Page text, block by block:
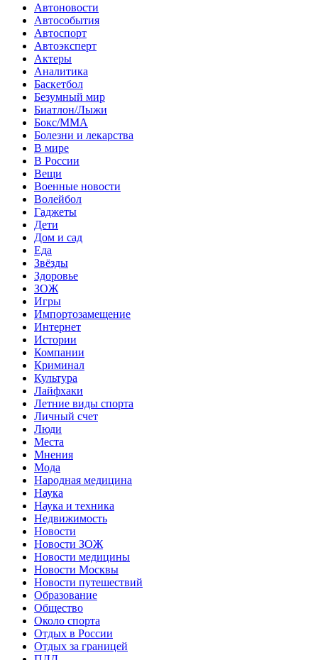
Автоновости
Автособытия
Автоспорт
Автоэксперт
Актеры
Аналитика
Баскетбол
Безумный мир
Биатлон/Лыжи
Бокс/MMA
Болезни и лекарства
В мире
В России
Вещи
Военные новости
Волейбол
Гаджеты
Дети
Дом и сад
Еда
Звёзды
Здоровье
ЗОЖ
Игры
Импортозамещение
Интернет
Истории
Компании
Криминал
Культура
Лайфхаки
Летние виды спорта
Личный счет
Люди
Места
Мнения
Мода
Народная медицина
Наука
Наука и техника
Недвижимость
Новости
Новости ЗОЖ
Новости медицины
Новости Москвы
Новости путешествий
Образование
Общество
Около спорта
Отдых в России
Отдых за границей